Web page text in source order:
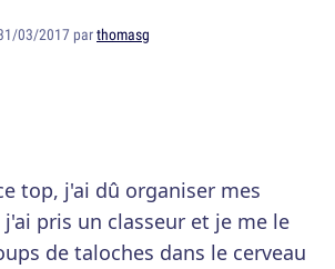
03/2017 parthomasg
top, j'ai dû organiser mes
pris un classeur et je me le
de taloches dans le cerveau